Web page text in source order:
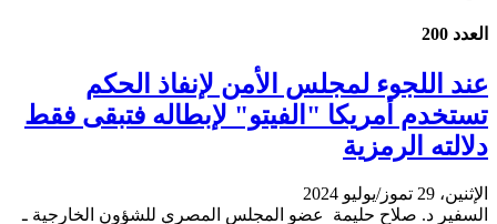
العدد 200
عند اللجوء لمجلس الأمن لإنفاذ الحكم
تستخدم أمريكا "الفيتو" لإبطاله فتبقى فقط
دلالته الرمزية
الإثنين، 29 تموز/يوليو 2024
السفير د. صلاح حليمة عضو المجلس المصري للشؤون الخارجية ـ